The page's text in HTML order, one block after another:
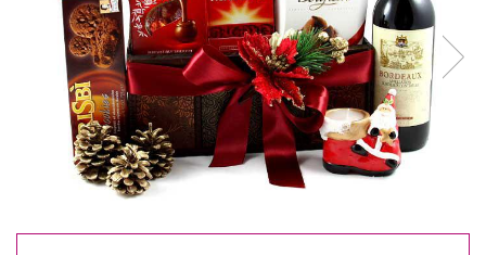
Selectii
Reduceri
Cele mai noi
Cele mai vandute
Cele mai votate
Cu video